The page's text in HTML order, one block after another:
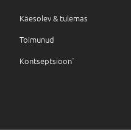
Käesolev & tulemas
Toimunud
Kontseptsioon`